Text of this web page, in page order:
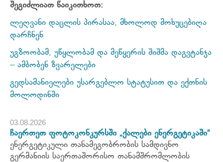
შეგიძლიათ წაიკითხოთ:
ლეღვანი დაცლის პირასაა, მხოლოდ მოხუცებიღა
დარჩნენ
უგზოობამ, უწყლობამ და მეწყერის შიშმა დაგვტანჯა
– ამბობენ ზვარელები
გედსამანიელები უსარგებლო სტატუსით და ექთნის
მოლოდინში
03.08.2026
ჩაერთეთ ფოტოკონკურსში „ქალები ენერგეტიკაში“
ენერგეტიკული თანამეგობრობის სამდივნო
გერმანიის საერთაშორისო თანამშრომლობის